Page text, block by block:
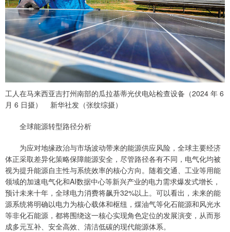
工人在马来西亚吉打州南部的瓜拉基蒂光伏电站检查设备（2024 年 6
月 6 日摄） 新华社发（张纹综摄）
全球能源转型路径分析
为应对地缘政治与市场波动带来的能源供应风险，全球主要经济
体正采取差异化策略保障能源安全，尽管路径各有不同，电气化均被
视为提升能源自主性与系统效率的核心方向。随着交通、工业等用能
领域的加速电气化和AI数据中心等新兴产业的电力需求爆发式增长，
预计未来十年，全球电力消费将飙升32%以上。可以看出，未来的能
源系统将明确以电力为核心载体和枢纽，煤油气等化石能源和风光水
等非化石能源，都将围绕这一核心实现角色定位的发展演变，从而形
成多元互补、安全高效、清洁低碳的现代能源体系。